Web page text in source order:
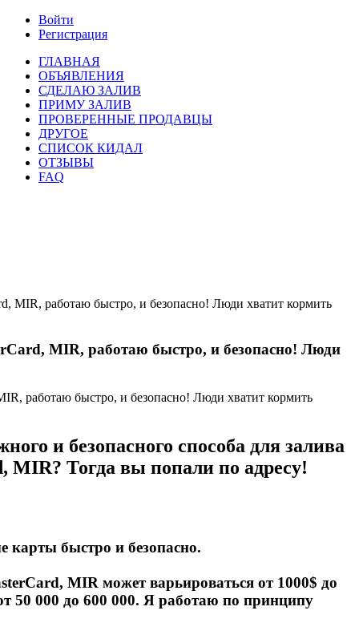
Войти
Регистрация
ГЛАВНАЯ
ОБЪЯВЛЕНИЯ
СДЕЛАЮ ЗАЛИВ
ПРИМУ ЗАЛИВ
ПРОВЕРЕННЫЕ ПРОДАВЦЫ
ДРУГОЕ
СПИСОК КИДАЛ
ОТЗЫВЫ
FAQ
MIR, работаю быстро, и безопасно! Люди хватит кормить
MIR, работаю быстро, и безопасно! Люди
и безопасного способа для залива
Тогда вы попали по адресу!
карты быстро и безопасно.
MIR может варьироваться от 1000$ до
50 000 до 600 000. Я работаю по принципу